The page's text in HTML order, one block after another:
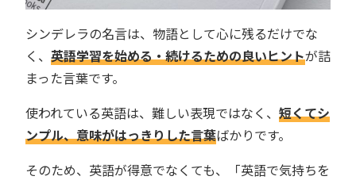
シンデレラの名言は、物語として心に残るだけでな
く、 英語学習を始める・続けるための良いヒントが詰
まった言葉です。
使われている英語は、難しい表現ではなく、 短くてシ
ンプル、意味がはっきりした言葉ばかりです。
そのため、英語が得意でなくても、「英語で気持ちを